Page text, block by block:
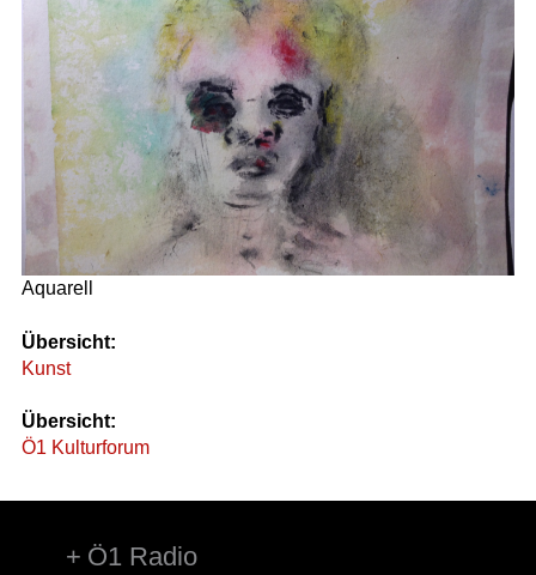
Aquarell
Übersicht:
Kunst
Übersicht:
Ö1 Kulturforum
Ö1 Radio